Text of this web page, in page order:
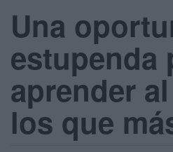
Una
estupenda
aprender
los que